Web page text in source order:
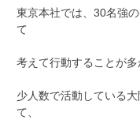
東京本社では、30名強
て
考えて行動することが多
少人数で活動している
て、